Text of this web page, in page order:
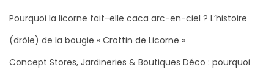
Pourquoi la licorne fait-elle caca arc-en-ciel ? L’histoire
(drôle) de la bougie « Crottin de Licorne »
Concept Stores, Jardineries & Boutiques Déco : pourquoi